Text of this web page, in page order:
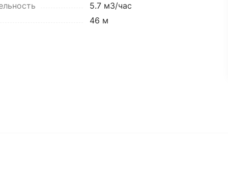
5.7 м3/час
46 м